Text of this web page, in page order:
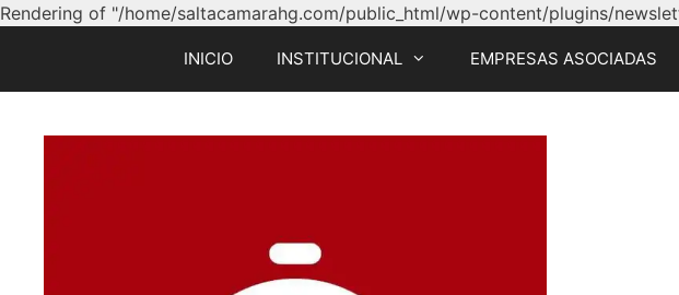
Rendering of "/home/saltacamarahg.com/public_html/wp-content/plugins/
INICIO INSTITUCIONAL EMPRESAS ASOCIADAS